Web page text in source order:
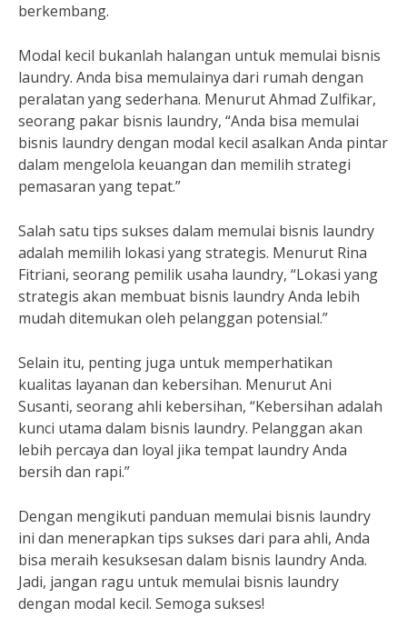
berkembang.
Modal kecil bukanlah halangan untuk memulai bisnis
laundry. Anda bisa memulainya dari rumah dengan
peralatan yang sederhana. Menurut Ahmad Zulfikar,
seorang pakar bisnis laundry, “Anda bisa memulai
bisnis laundry dengan modal kecil asalkan Anda pintar
dalam mengelola keuangan dan memilih strategi
pemasaran yang tepat.”
Salah satu tips sukses dalam memulai bisnis laundry
adalah memilih lokasi yang strategis. Menurut Rina
Fitriani, seorang pemilik usaha laundry, “Lokasi yang
strategis akan membuat bisnis laundry Anda lebih
mudah ditemukan oleh pelanggan potensial.”
Selain itu, penting juga untuk memperhatikan
kualitas layanan dan kebersihan. Menurut Ani
Susanti, seorang ahli kebersihan, “Kebersihan adalah
kunci utama dalam bisnis laundry. Pelanggan akan
lebih percaya dan loyal jika tempat laundry Anda
bersih dan rapi.”
Dengan mengikuti panduan memulai bisnis laundry
ini dan menerapkan tips sukses dari para ahli, Anda
bisa meraih kesuksesan dalam bisnis laundry Anda.
Jadi, jangan ragu untuk memulai bisnis laundry
dengan modal kecil. Semoga sukses!